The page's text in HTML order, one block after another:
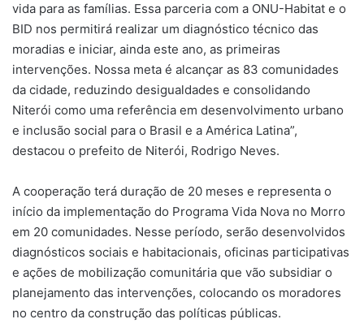
vida para as famílias. Essa parceria com a ONU-Habitat e o
BID nos permitirá realizar um diagnóstico técnico das
moradias e iniciar, ainda este ano, as primeiras
intervenções. Nossa meta é alcançar as 83 comunidades
da cidade, reduzindo desigualdades e consolidando
Niterói como uma referência em desenvolvimento urbano
e inclusão social para o Brasil e a América Latina”,
destacou o prefeito de Niterói, Rodrigo Neves.
A cooperação terá duração de 20 meses e representa o
início da implementação do Programa Vida Nova no Morro
em 20 comunidades. Nesse período, serão desenvolvidos
diagnósticos sociais e habitacionais, oficinas participativas
e ações de mobilização comunitária que vão subsidiar o
planejamento das intervenções, colocando os moradores
no centro da construção das políticas públicas.